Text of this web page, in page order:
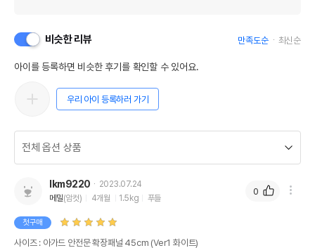
비슷한 리뷰 만족도순 최신순
아이를 등록하면 비슷한 후기를 확인할 수 있어요.
우리 아이 등록하러 가기
lkm9220
2023.07.24
메밀(암컷) 4개월 1.5kg 푸들
첫구매
사이즈 : 아가드 안전문 확장패널 45cm (Ver1 화이트)
0